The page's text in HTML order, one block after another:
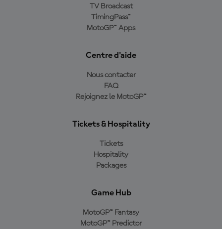
TV Broadcast
TimingPass™
MotoGP™ Apps
Centre d'aide
Nous contacter
FAQ
Rejoignez le MotoGP™
Tickets & Hospitality
Tickets
Hospitality
Packages
Game Hub
MotoGP™ Fantasy
MotoGP™ Predictor